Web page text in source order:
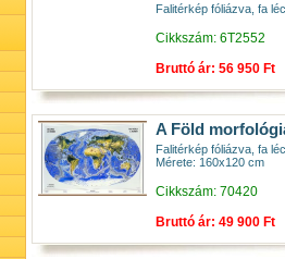
Falitérkép fóliázva, fa
Cikkszám: 6T2552
Bruttó ár: 56 950 Ft
A Föld
Falitérkép fóliázva, fa
Mérete: 160x120 cm
Cikkszám: 70420
Bruttó ár: 49 900 Ft